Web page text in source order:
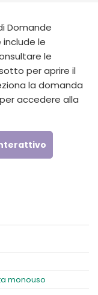
Domande
include le
le
per aprire il
la domanda
accedere alla
monouso